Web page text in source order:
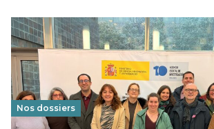
Nos dossiers